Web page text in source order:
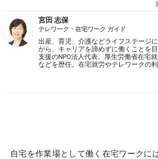
宮田 志保
テレワーク・在宅ワーク ガイド
出産、育児、介護などライフステージ
がら、キャリアを諦めずに働くことを
支援のNPO法人代表。厚生労働省在宅
などを歴任。在宅就労やテレワークの
自宅を作業場として働く在宅ワークに